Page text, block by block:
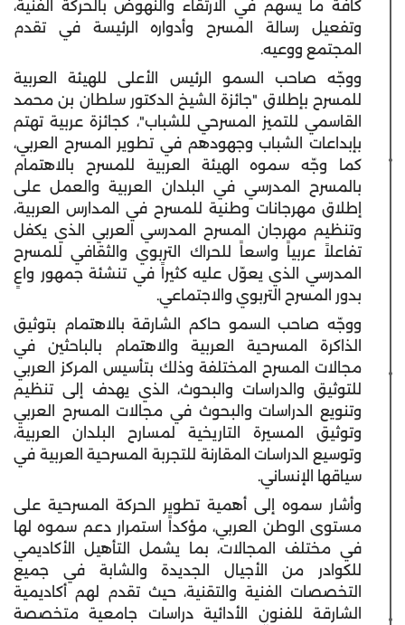
كافة ما يسهم في الارتقاء والنهوض بالحركة الفنية،
وتفعيل رسالة المسرح وأدواره الرئيسة في تقدم
المجتمع ووعيه.
ووجّه صاحب السمو الرئيس الأعلى للهيئة العربية
للمسرح بإطلاق "جائزة الشيخ الدكتور سلطان بن محمد
القاسمي للتميز المسرحي للشباب"، كجائزة عربية تهتم
بإبداعات الشباب وجهودهم في تطوير المسرح العربي،
كما وجّه سموه الهيئة العربية للمسرح بالاهتمام
بالمسرح المدرسي في البلدان العربية والعمل على
إطلاق مهرجانات وطنية للمسرح في المدارس العربية،
وتنظيم مهرجان المسرح المدرسي العربي الذي يكفل
تفاعلاً عربياً واسعاً للحراك التربوي والثقافي للمسرح
المدرسي الذي يعوّل عليه كثيراً في تنشئة جمهور واعٍ
بدور المسرح التربوي والاجتماعي.
ووجّه صاحب السمو حاكم الشارقة بالاهتمام بتوثيق
الذاكرة المسرحية العربية والاهتمام بالباحثين في
مجالات المسرح المختلفة وذلك بتأسيس المركز العربي
للتوثيق والدراسات والبحوث، الذي يهدف إلى تنظيم
وتنويع الدراسات والبحوث في مجالات المسرح العربي
وتوثيق المسيرة التاريخية لمسارح البلدان العربية،
وتوسيع الدراسات المقارنة للتجربة المسرحية العربية في
سياقها الإنساني.
وأشار سموه إلى أهمية تطوير الحركة المسرحية على
مستوى الوطن العربي، مؤكداً استمرار دعم سموه لها
في مختلف المجالات، بما يشمل التأهيل الأكاديمي
للكوادر من الأجيال الجديدة والشابة في جميع
التخصصات الفنية والتقنية، حيث تقدم لهم أكاديمية
الشارقة للفنون الأدائية دراسات جامعية متخصصة